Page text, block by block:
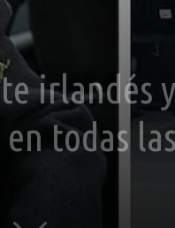
irlandés
todas